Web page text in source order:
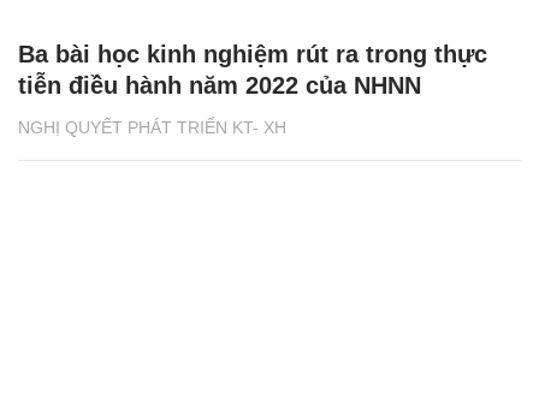
NGHỊ QUYẾT PHÁT TRIỂN KT- XH
Ba bài học kinh nghiệm rút ra trong thực
tiễn điều hành năm 2022 của NHNN